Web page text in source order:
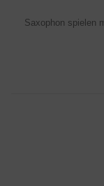
Saxophon spielen